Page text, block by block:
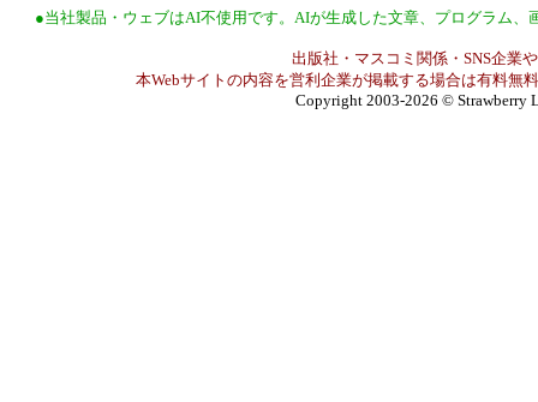
●当社製品・ウェブはAI不使用です。AIが生成した文章、プログラム
出版社・マスコミ関係・SNS企業
本Webサイトの内容を営利企業が掲載する場合は有料無
Copyright 2003-2026 © Strawberry